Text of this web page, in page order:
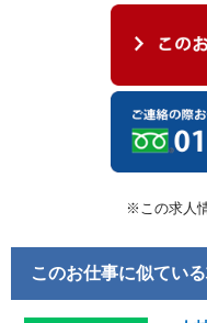
※この求人
このお仕事に似てい